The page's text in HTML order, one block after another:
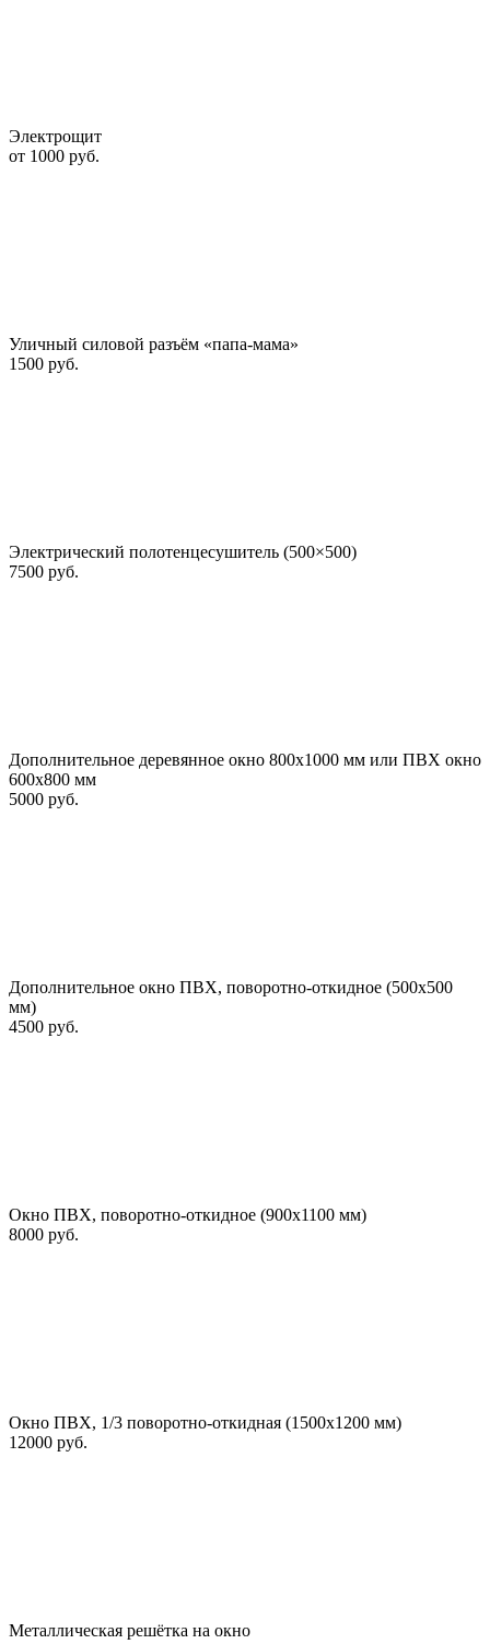
Электрощит
от 1000 руб.
Уличный силовой разъём «папа-мама»
1500 руб.
Электрический полотенцесушитель (500×500)
7500 руб.
Дополнительное деревянное окно 800х1000 мм или ПВХ окно
600х800 мм
5000 руб.
Дополнительное окно ПВХ, поворотно-откидное (500х500
мм)
4500 руб.
Окно ПВХ, поворотно-откидное (900х1100 мм)
8000 руб.
Окно ПВХ, 1/3 поворотно-откидная (1500х1200 мм)
12000 руб.
Металлическая решётка на окно